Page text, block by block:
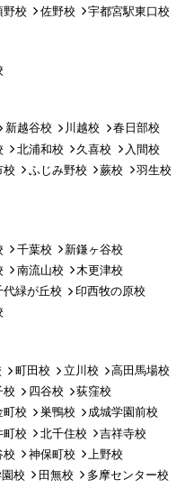
野校 佐野校 宇都宮駅東口校
新越谷校 川越校
春日部校
北浦和校 久喜校
入間校
校 ふじみ野校 蕨校
羽生校
千葉校
新鎌ヶ谷校
南流山校
木更津校
代緑が丘校
印西牧の原校
町田校 立川校
高田馬場校
校 四谷校
荻窪校
町校 巣鴨校
成城学園前校
町校 北千住校
吉祥寺校
校 神保町校
上野校
校 田無校 多摩センター校